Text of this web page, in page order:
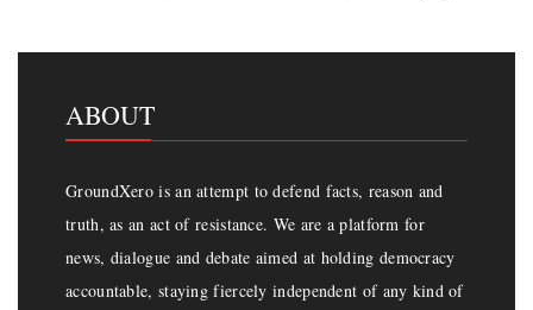
ABOUT
GroundXero is an attempt to defend facts, reason and
truth, as an act of resistance. We are a platform for
news, dialogue and debate aimed at holding democracy
accountable, staying fiercely independent of any kind of